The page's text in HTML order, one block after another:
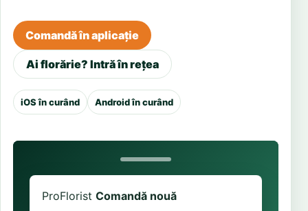
Comandă în aplicație
Ai florărie? Intră în rețea
iOS în curând Android în curând
ProFlorist Comandă nouă